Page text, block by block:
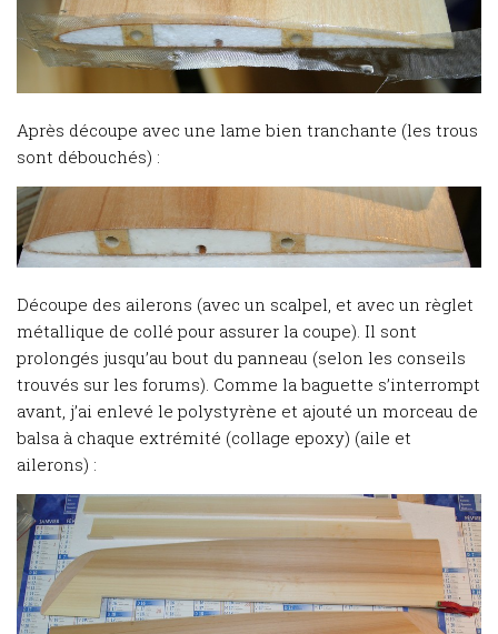
Après découpe avec une lame bien tranchante (les trous
sont débouchés) :
Découpe des ailerons (avec un scalpel, et avec un règlet
métallique de collé pour assurer la coupe). Il sont
prolongés jusqu’au bout du panneau (selon les conseils
trouvés sur les forums). Comme la baguette s’interrompt
avant, j’ai enlevé le polystyrène et ajouté un morceau de
balsa à chaque extrémité (collage epoxy) (aile et
ailerons) :